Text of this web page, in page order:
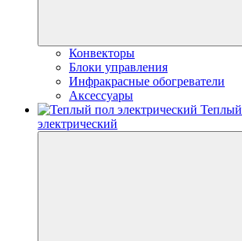
Конвекторы
Блоки управления
Инфракрасные обогреватели
Аксессуары
электрический